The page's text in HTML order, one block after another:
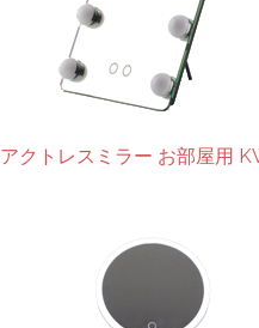
アクトレスミラー お部屋用